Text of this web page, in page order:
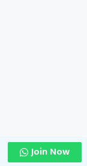
Join Now